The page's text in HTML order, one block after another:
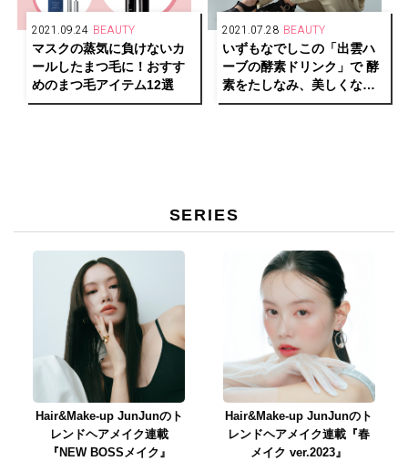
2021.09.24 BEAUTY
マスクの蒸気に負けないカ
ールしたまつ毛に！おすす
めのまつ毛アイテム12選
2021.07.28 BEAUTY
いずもなでしこの「出雲ハ
ーブの酵素ドリンク」で 酵
素をたしなみ、美しくな
る！
SERIES
Hair&Make-up JunJunのト
レンドヘアメイク連載
『NEW BOSSメイク』
Hair&Make-up JunJunのト
レンドヘアメイク連載『春
メイク ver.2023』